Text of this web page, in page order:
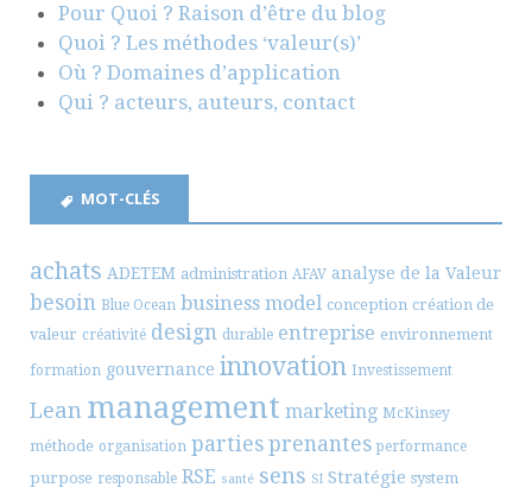
Pour Quoi ? Raison d’être du blog
Quoi ? Les méthodes ‘valeur(s)’
Où ? Domaines d’application
Qui ? acteurs, auteurs, contact
MOT-CLÉS
achats ADETEM administration AFAV analyse de la Valeur
besoin Blue Ocean business model conception création de
valeur créativité design durable entreprise environnement
formation gouvernance innovation Investissement
Lean management marketing McKinsey
méthode organisation parties prenantes performance
purpose responsable RSE santé sens SI Stratégie system